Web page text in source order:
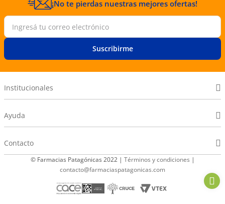
¡No te pierdas nuestras mejores ofertas!
Suscribirme
Institucionales
Ayuda
Contacto
© Farmacias Patagónicas 2022 | Términos y condiciones |
contacto@farmaciaspatagonicas.com